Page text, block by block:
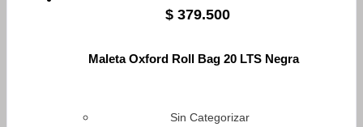
$ 379.500
Maleta Oxford Roll Bag 20 LTS Negra
Sin Categorizar